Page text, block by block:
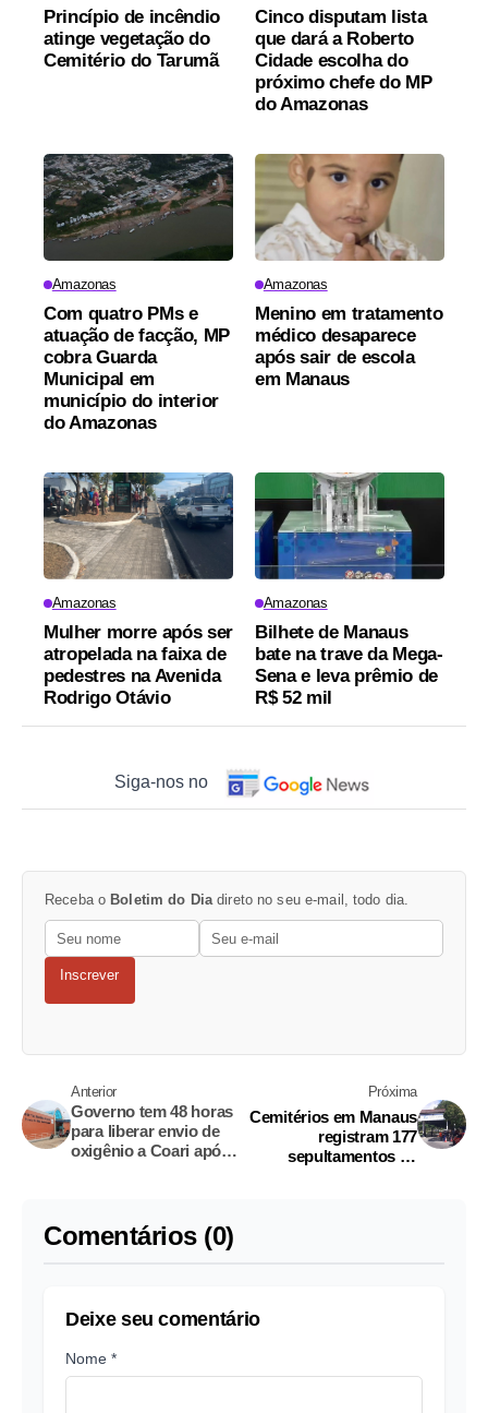
Princípio de incêndio
atinge vegetação do
Cemitério do Tarumã
Cinco disputam lista
que dará a Roberto
Cidade escolha do
próximo chefe do MP
do Amazonas
Amazonas
Com quatro PMs e
atuação de facção, MP
cobra Guarda
Municipal em
município do interior
do Amazonas
Amazonas
Menino em tratamento
médico desaparece
após sair de escola
em Manaus
Amazonas
Mulher morre após ser
atropelada na faixa de
pedestres na Avenida
Rodrigo Otávio
Amazonas
Bilhete de Manaus
bate na trave da Mega-
Sena e leva prêmio de
R$ 52 mil
Siga-nos no
Receba o Boletim do Dia direto no seu e-mail, todo dia.
Inscrever
Anterior
Governo tem 48 horas
para liberar envio de
oxigênio a Coari após
Próxima
Cemitérios em Manaus
registram 177
sepultamentos só
Comentários (0)
Deixe seu comentário
Nome *